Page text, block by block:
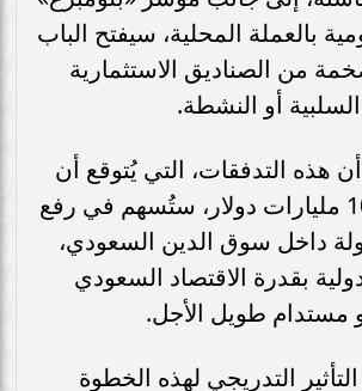
بالعملة المحلية، سيفتح الباب
من الصناديق الاستثمارية
أو النشطة.
هذه التدفقات، التي يُتوقع أن
تصل إلى نحو 10 مليارات دولار، ستُسهم في رفع
داخل سوق الدين السعودي،
بقدرة الاقتصاد السعودي
مستدام طويل الأجل.
التدريجي لهذه الخطوة